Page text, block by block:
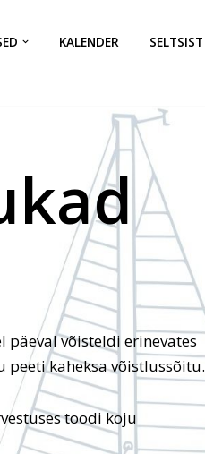
KALENDER SELTSIST
päeval võisteldi erinevates
peeti kaheksa võistlussõitu.
toodi koju